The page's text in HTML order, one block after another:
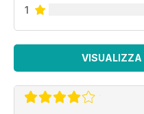
1
VISUALIZZA